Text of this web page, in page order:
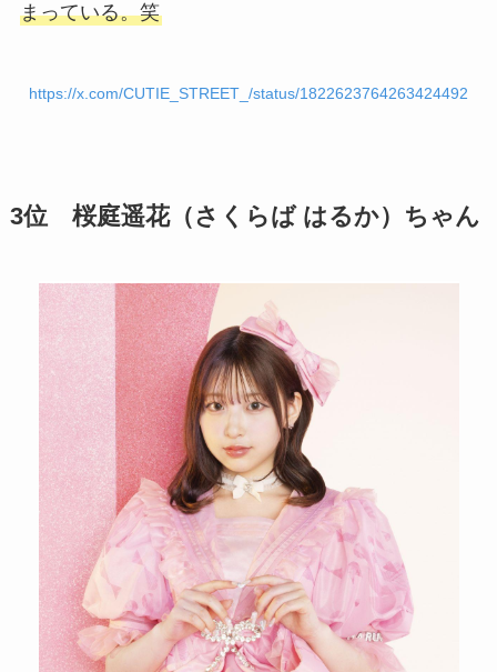
まっている。笑
https://x.com/CUTIE_STREET_/status/1822623764263424492
3位 桜庭遥花（さくらば はるか）ちゃん